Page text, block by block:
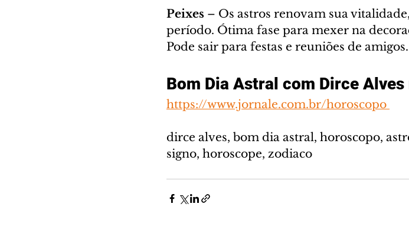
Peixes – Os astros renovam sua
período. Ótima fase para mexer na
Pode sair para festas e reuniões de amigos.
Bom Dia Astral com Dirce
https://www.jornale.com.br/horoscopo
dirce alves, bom dia astral, horoscopo,
signo, horoscope, zodiaco